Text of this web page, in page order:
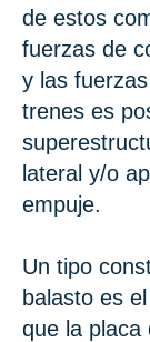
de estos
fuerzas de
y las
trenes es
lateral y/o
empuje.
Un tipo
balasto es
que la placa